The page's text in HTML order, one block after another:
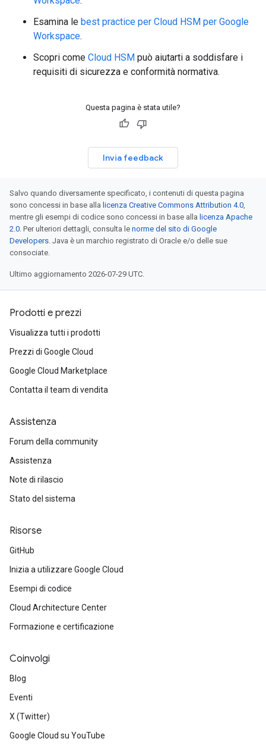
Esamina le best practice per Cloud HSM per Google
Workspace.
Scopri come Cloud HSM può aiutarti a soddisfare i
requisiti di sicurezza e conformità normativa.
Questa pagina è stata utile?
Invia feedback
Salvo quando diversamente specificato, i contenuti di questa pagina
sono concessi in base alla licenza Creative Commons Attribution 4.0,
mentre gli esempi di codice sono concessi in base alla licenza Apache
2.0. Per ulteriori dettagli, consulta le norme del sito di Google
Developers. Java è un marchio registrato di Oracle e/o delle sue
consociate.
Ultimo aggiornamento 2026-07-29 UTC.
Prodotti e prezzi
Visualizza tutti i prodotti
Prezzi di Google Cloud
Google Cloud Marketplace
Contatta il team di vendita
Assistenza
Forum della community
Assistenza
Note di rilascio
Stato del sistema
Risorse
GitHub
Inizia a utilizzare Google Cloud
Esempi di codice
Cloud Architecture Center
Formazione e certificazione
Coinvolgi
Blog
Eventi
X (Twitter)
Google Cloud su YouTube